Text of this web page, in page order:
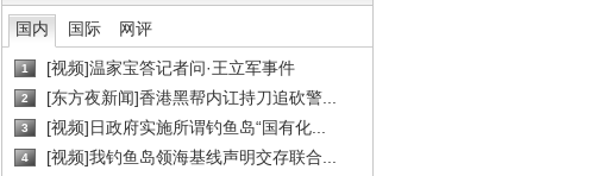
国内 国际 网评
1 [视频]温家宝答记者问·王立军事件
2 [东方夜新闻]香港黑帮内讧持刀追砍警...
3 [视频]日政府实施所谓钓鱼岛“国有化...
4 [视频]我钓鱼岛领海基线声明交存联合...